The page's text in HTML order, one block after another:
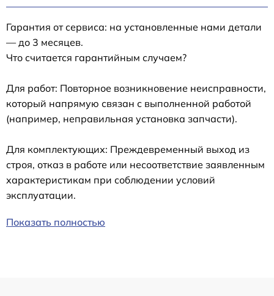
Гарантия от сервиса: на установленные нами детали
— до 3 месяцев.
Что считается гарантийным случаем?
Для работ: Повторное возникновение неисправности,
который напрямую связан с выполненной работой
(например, неправильная установка запчасти).
Для комплектующих: Преждевременный выход из
строя, отказ в работе или несоответствие заявленным
характеристикам при соблюдении условий
эксплуатации.
Показать полностью